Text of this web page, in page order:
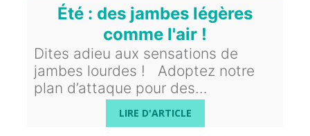
Été : des jambes légères
comme l'air !
Dites adieu aux sensations de
jambes lourdes ! Adoptez notre
plan d’attaque pour des…
LIRE D'ARTICLE